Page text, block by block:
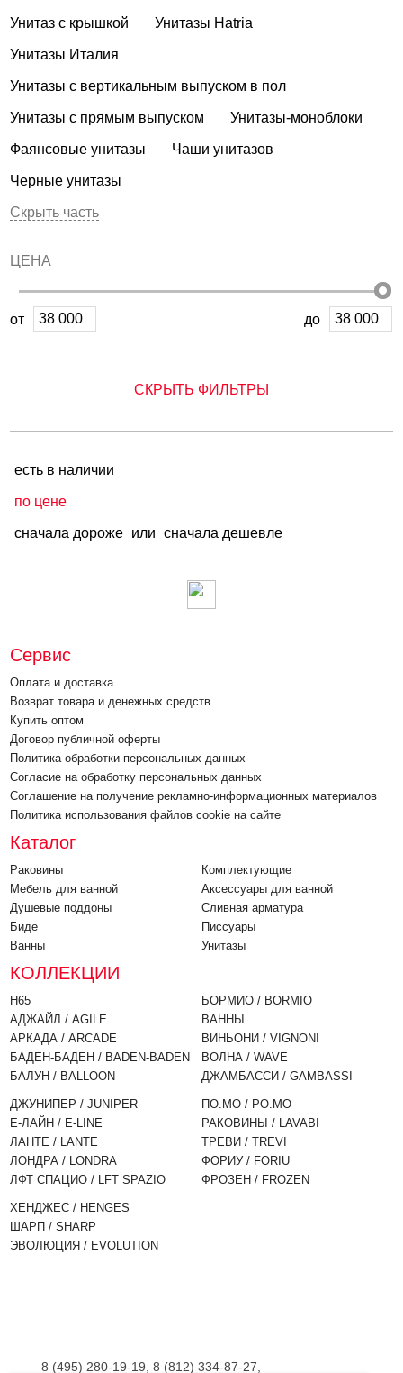
Унитаз с крышкой Унитазы Hatria
Унитазы Италия
Унитазы с вертикальным выпуском в пол
Унитазы с прямым выпуском Унитазы-моноблоки
Фаянсовые унитазы Чаши унитазов
Черные унитазы
Скрыть часть
ЦЕНА
от до
СКРЫТЬ ФИЛЬТРЫ
есть в наличии
по цене
сначала дороже или сначала дешевле
Сервис
Оплата и доставка
Возврат товара и денежных средств
Купить оптом
Договор публичной оферты
Политика обработки персональных данных
Согласие на обработку персональных данных
Соглашение на получение рекламно-информационных материалов
Политика использования файлов cookie на сайте
Каталог
Раковины
Мебель для ванной
Душевые поддоны
Биде
Ванны
Комплектующие
Аксессуары для ванной
Cливная арматура
Писсуары
Унитазы
КОЛЛЕКЦИИ
H65
АДЖАЙЛ / AGILE
АРКАДА / ARCADE
БАДЕН-БАДЕН / BADEN-BADEN
БАЛУН / BALLOON
БОРМИО / BORMIO
ВАННЫ
ВИНЬОНИ / VIGNONI
ВОЛНА / WAVE
ДЖАМБАССИ / GAMBASSI
ДЖУНИПЕР / JUNIPER
Е-ЛАЙН / E-LINE
ЛАНТЕ / LANTE
ЛОНДРА / LONDRA
ЛФТ СПАЦИО / LFT SPAZIO
ПО.МО / PO.MO
РАКОВИНЫ / LAVABI
ТРЕВИ / TREVI
ФОРИУ / FORIU
ФРОЗЕН / FROZEN
ХЕНДЖЕС / HENGES
ШАРП / SHARP
ЭВОЛЮЦИЯ / EVOLUTION
8 (495) 280-19-19, 8 (812) 334-87-27,